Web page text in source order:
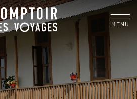
MENU